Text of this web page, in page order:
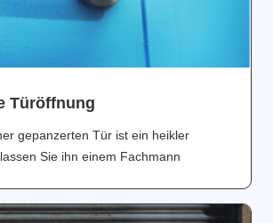
Türöffnung
gepanzerten Tür ist ein heikler
Sie ihn einem Fachmann